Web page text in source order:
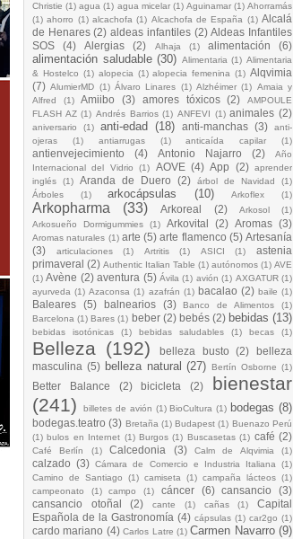
Christie (1) agua (1) agua micelar (1) Aguinamar (1) Ahorramás
(1) ahorro (1) alcachofa (1) Alcachofa de España (1) Alcalá
de Henares (2) aldeas infantiles (2) Aldeas Infantiles
SOS
(4) Alergias (2) Alhaja (1) alimentación (6)
alimentación saludable (30) Alimentaria (1) Alimentaria
& Hostelco (1) alopecia (1) alopecia femenina (1) Alqvimia
(7) AlumierMD (1) Álvaro Linares (1) Alzhéimer (1) Amaia y
Alfred
(1) Amiibo (3) amores tóxicos (2)
AMPOULE
FLASH AZ (1) Andrés Barrios (1) ANFEVI (1) animales (2)
aniversario (1) anti-edad (18) anti-manchas (3)
anti-
ojeras
(1) antiarrugas (1) anticaída capilar (1)
antienvejecimiento (4) Antonio Najarro (2)
Año
Internacional del Vidrio
(1) AOVE (4) App (2) aprender
inglés
(1) Aranda de Duero (2) árbol de Navidad
(1)
Árboles
(1) arkocápsulas (10) Arkoflex (1)
Arkopharma (33) Arkoreal (2) Arkosol
(1)
Arkosueño Dormigummies
(1) Arkovital (2) Aromas (3)
Aromas naturales (1) arte (5) arte flamenco (5) Artesanía
(3)
articulaciones (1) Artritis (1) ASICI (1)
astenia
primaveral (2) Authentic Italian Table (1) autónomos (1) AVE
(1) Avène (2) aventura (5) Ávila (1) avión (1) AXGATUR (1)
ayurveda (1) Azaconsa (1) azafrán (1) bacalao (2) baile (1)
Baleares (5) balnearios (3) Banco de Alimentos
(1)
Barcelona (1) Bares (1) beber (2) bebés (2) bebidas (13)
bebidas isotónicas (1) bebidas saludables (1) becas (1)
Belleza (192) belleza busto (2)
belleza
masculina (5) belleza natural (27) Bertín Osborne (1)
Better Balance (2) bicicleta (2)
bienestar
(241)
billetes de avión (1) BioCultura (1) bodegas (8)
bodegas.teatro (3) Bretaña (1) Budapest (1) Buenazo Perú
(1) bulos en Internet (1) Burgos (1) Buscasetas (1) café (2)
Café Berlín (1) Calcedonia (3) Calm de Alqvimia (1)
calzado (3) Cámara de Comercio e Industria Italiana (1)
Camino de Santiago
(1) camiseta (1) campaña lácteos (1)
campeonato
(1) campo (1) cáncer (6) cansancio
(3)
cansancio otoñal
(2) cante (1) cañas (1)
Capital
Española de la Gastronomía (4) cápsulas (1) car2go (1)
cardo mariano (4) Carlos Latre (1) Carmen Navarro (9)